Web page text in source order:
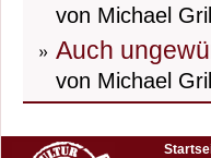
von Michael
Auch
von Michael